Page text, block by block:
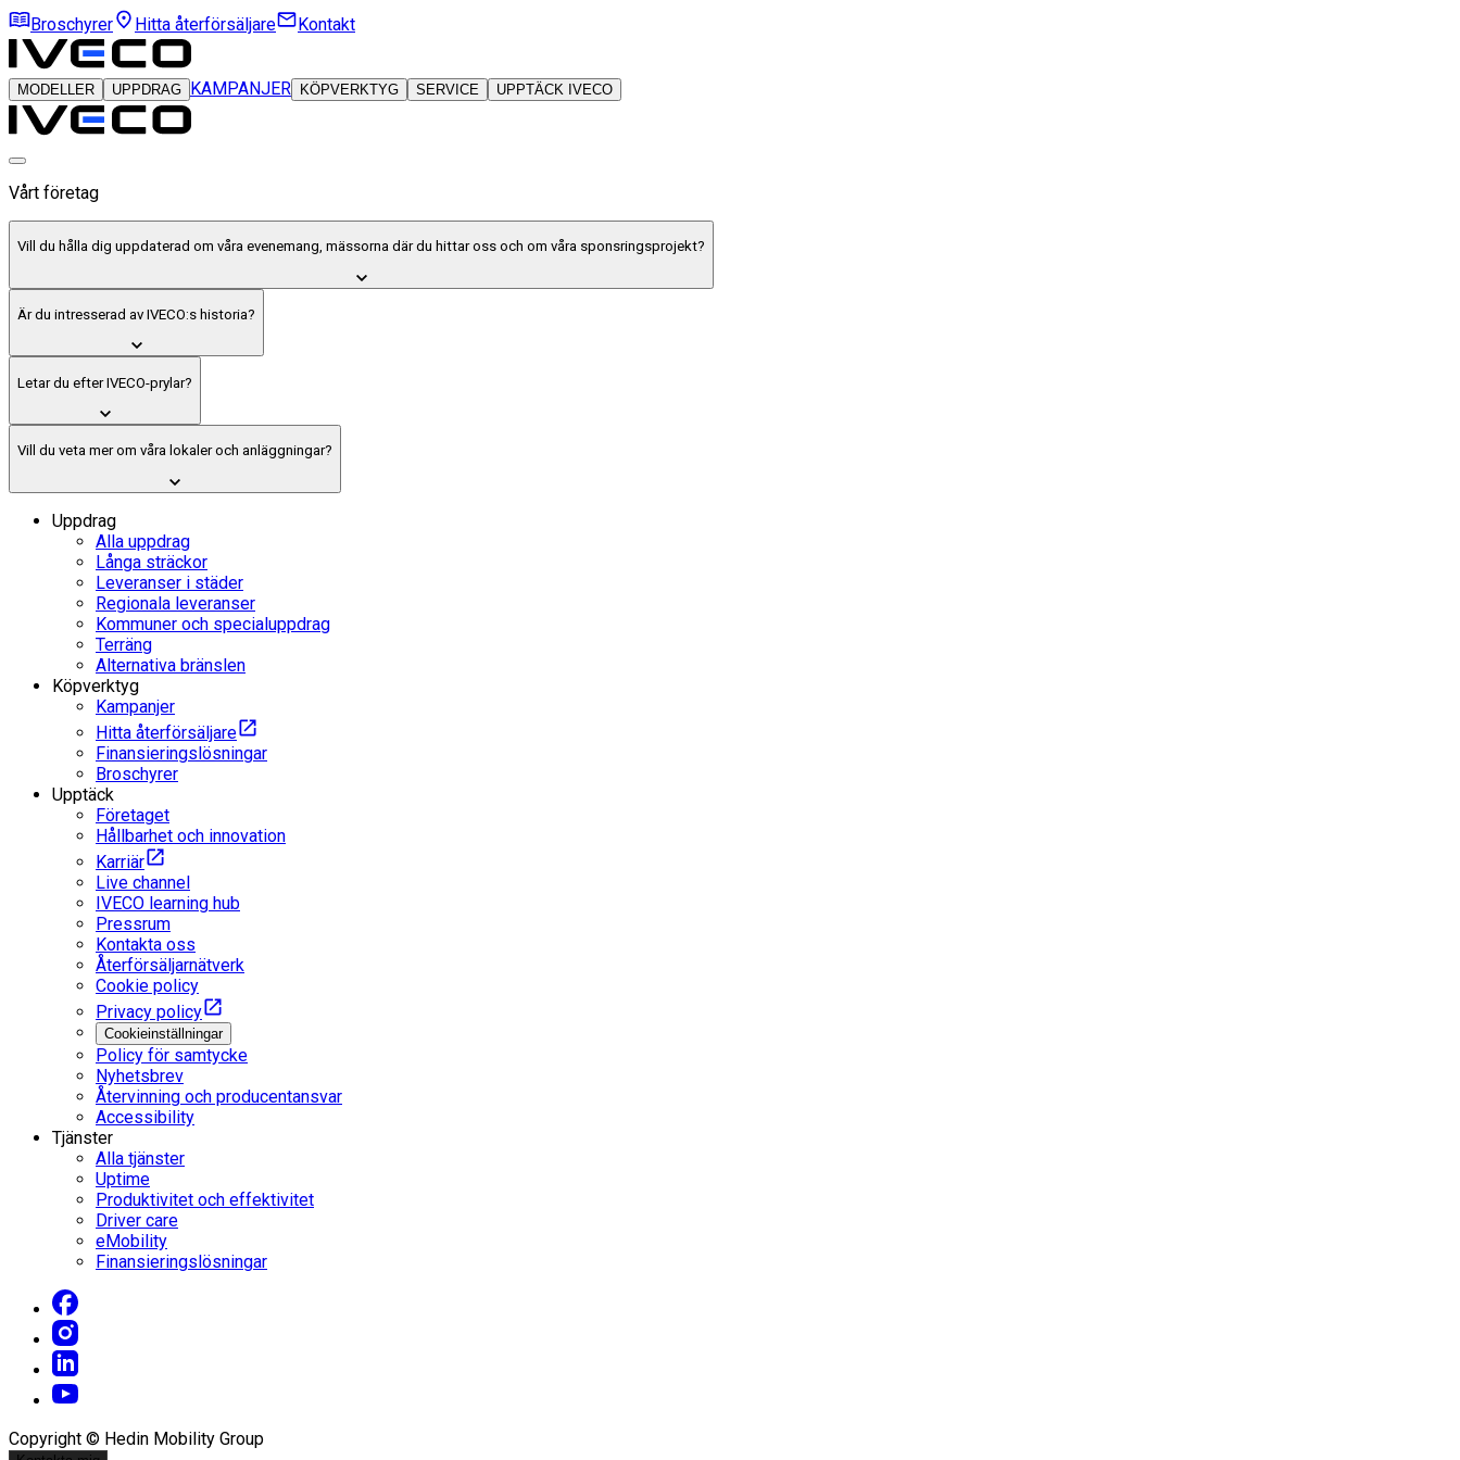
Broschyrer Hitta återförsäljare Kontakt
MODELLER UPPDRAG KAMPANJER KÖPVERKTYG SERVICE UPPTÄCK IVECO
Vårt företag
Vill du hålla dig uppdaterad om våra evenemang, mässorna där du hittar oss och om våra sponsringsprojekt?
Är du intresserad av IVECO:s historia?
Letar du efter IVECO-prylar?
Vill du veta mer om våra lokaler och anläggningar?
Uppdrag
Alla uppdrag
Långa sträckor
Leveranser i städer
Regionala leveranser
Kommuner och specialuppdrag
Terräng
Alternativa bränslen
Köpverktyg
Kampanjer
Hitta återförsäljare
Finansieringslösningar
Broschyrer
Upptäck
Företaget
Hållbarhet och innovation
Karriär
Live channel
IVECO learning hub
Pressrum
Kontakta oss
Återförsäljarnätverk
Cookie policy
Privacy policy
Cookieinställningar
Policy för samtycke
Nyhetsbrev
Återvinning och producentansvar
Accessibility
Tjänster
Alla tjänster
Uptime
Produktivitet och effektivitet
Driver care
eMobility
Finansieringslösningar
Copyright © Hedin Mobility Group